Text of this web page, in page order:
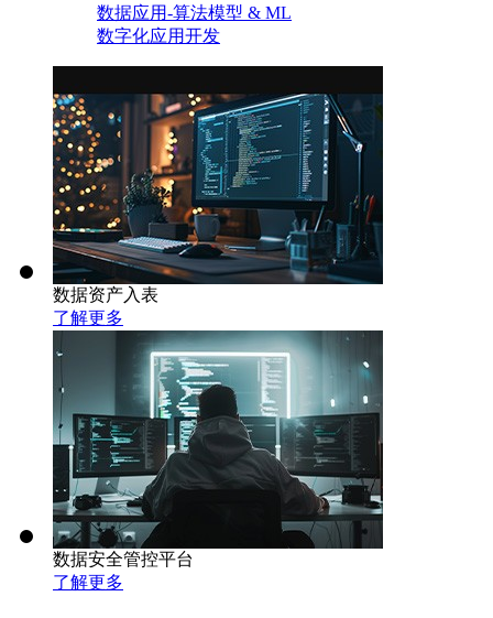
数据应用-算法模型 & ML
数字化应用开发
数据资产入表
了解更多
数据安全管控平台
了解更多